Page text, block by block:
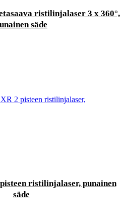
ristilinjalaser 3 x 360°,
säde
ristilinjalaser, punainen
säde